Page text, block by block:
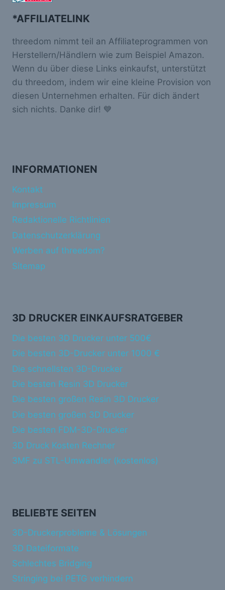
*AFFILIATELINK
threedom nimmt teil an Affiliateprogrammen von
Herstellern/Händlern wie zum Beispiel Amazon.
Wenn du über diese Links einkaufst, unterstützt
du threedom, indem wir eine kleine Provision von
diesen Unternehmen erhalten. Für dich ändert
sich nichts. Danke dir! 💙
INFORMATIONEN
Kontakt
Impressum
Redaktionelle Richtlinien
Datenschutzerklärung
Werben auf threedom?
Sitemap
3D DRUCKER EINKAUFSRATGEBER
Die besten 3D Drucker unter 500€
Die besten 3D-Drucker unter 1000 €
Die schnellsten 3D-Drucker
Die besten Resin 3D Drucker
Die besten großen Resin 3D Drucker
Die besten großen 3D Drucker
Die besten FDM-3D-Drucker
3D Druck Kosten Rechner
3MF zu STL-Umwandler (kostenlos)
BELIEBTE SEITEN
3D-Druckerprobleme & Lösungen
3D Dateiformate
Schlechtes Bridging
Stringing bei PETG verhindern